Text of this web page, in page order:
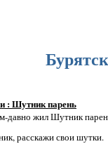
: Шутник парень
давно жил Шутник
расскажи свои шутки.